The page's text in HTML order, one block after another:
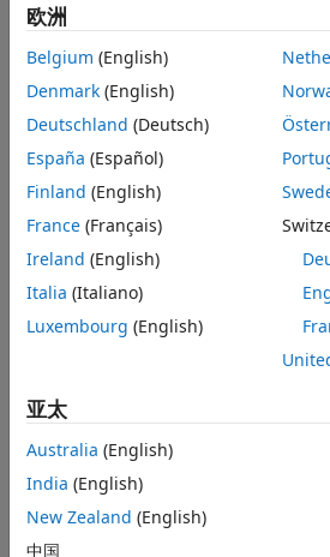
欧洲
Belgium (English)
Denmark (English)
Deutschland (Deutsch)
España (Español)
Finland (English)
France (Français)
Ireland (English)
Italia (Italiano)
Luxembourg (English)
亚太
Australia (English)
India (English)
New Zealand (English)
中国
信任中心 商标 隐私政策 防盗版
联系我们
© 1994-2026 The MathWorks, Inc.